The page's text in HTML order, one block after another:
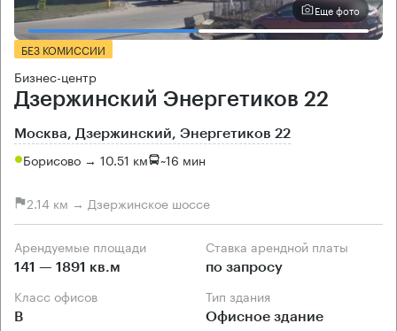
Еще фото
БЕЗ КОМИССИИ
Бизнес-центр
Дзержинский Энергетиков 22
Москва, Дзержинский, Энергетиков 22
Борисово → 10.51 км ~16 мин
2.14 км → Дзержинское шоссе
Арендуемые площади
141 — 1891 кв.м
Ставка арендной платы
по запросу
Класс офисов
B
Тип здания
Офисное здание